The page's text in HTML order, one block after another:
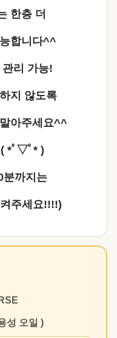
한층 더
합니다^^
리 가능!
지 않도록
아주세요^^
*ﾟ▽ﾟ* )
분까지는
주세요!!!!)
성 오일 )